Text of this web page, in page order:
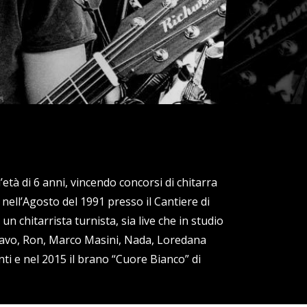
di 6 anni, vincendo concorsi di chitarra
del 1991 presso il Cantiere di
chitarrista turnista, sia live che in studio
Ron, Marco Masini, Nada, Loredana
nel 2015 il brano “Cuore Bianco” di